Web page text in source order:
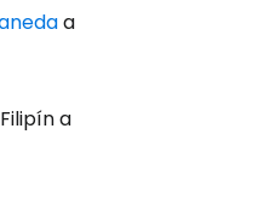
a
a